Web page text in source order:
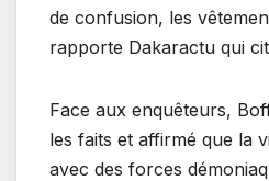
de confusion, les
rapporte Dakaractu qui
Face aux enquêteurs,
les faits et affirmé que la
avec des forces